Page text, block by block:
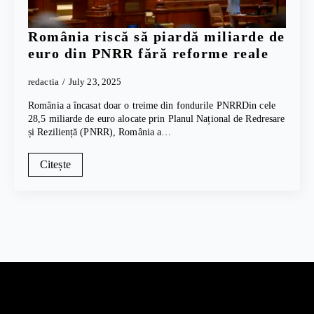
România riscă să piardă miliarde de
euro din PNRR fără reforme reale
redactia July 23, 2025
România a încasat doar o treime din fondurile PNRRDin cele
28,5 miliarde de euro alocate prin Planul Național de Redresare
și Reziliență (PNRR), România a…
Citește